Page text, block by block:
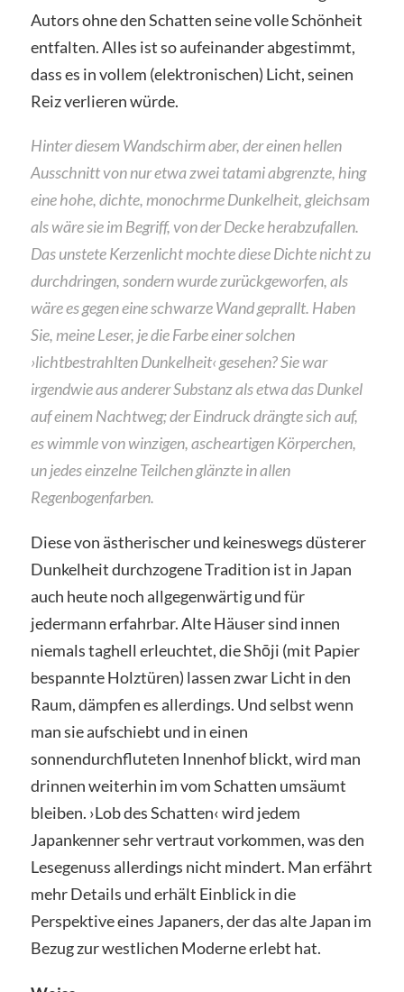
Autors ohne den Schatten seine volle Schönheit
entfalten. Alles ist so aufeinander abgestimmt,
dass es in vollem (elektronischen) Licht, seinen
Reiz verlieren würde.
Hinter diesem Wandschirm aber, der einen hellen
Ausschnitt von nur etwa zwei tatami abgrenzte, hing
eine hohe, dichte, monochrme Dunkelheit, gleichsam
als wäre sie im Begriff, von der Decke herabzufallen.
Das unstete Kerzenlicht mochte diese Dichte nicht zu
durchdringen, sondern wurde zurückgeworfen, als
wäre es gegen eine schwarze Wand geprallt. Haben
Sie, meine Leser, je die Farbe einer solchen
›lichtbestrahlten Dunkelheit‹ gesehen? Sie war
irgendwie aus anderer Substanz als etwa das Dunkel
auf einem Nachtweg; der Eindruck drängte sich auf,
es wimmle von winzigen, ascheartigen Körperchen,
un jedes einzelne Teilchen glänzte in allen
Regenbogenfarben.
Diese von ästherischer und keineswegs düsterer
Dunkelheit durchzogene Tradition ist in Japan
auch heute noch allgegenwärtig und für
jedermann erfahrbar. Alte Häuser sind innen
niemals taghell erleuchtet, die Shōji (mit Papier
bespannte Holztüren) lassen zwar Licht in den
Raum, dämpfen es allerdings. Und selbst wenn
man sie aufschiebt und in einen
sonnendurchfluteten Innenhof blickt, wird man
drinnen weiterhin im vom Schatten umsäumt
bleiben. ›Lob des Schatten‹ wird jedem
Japankenner sehr vertraut vorkommen, was den
Lesegenuss allerdings nicht mindert. Man erfährt
mehr Details und erhält Einblick in die
Perspektive eines Japaners, der das alte Japan im
Bezug zur westlichen Moderne erlebt hat.